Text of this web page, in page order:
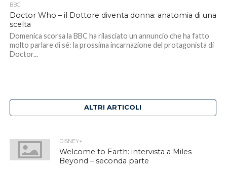
BBC
Doctor Who – il Dottore diventa donna: anatomia di una
scelta
Domenica scorsa la BBC ha rilasciato un annuncio che ha fatto
molto parlare di sé: la prossima incarnazione del protagonista di
Doctor...
ALTRI ARTICOLI
DISNEY+
Welcome to Earth: intervista a Miles
Beyond – seconda parte